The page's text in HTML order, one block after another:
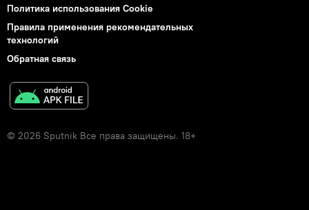
Политика использования Cookie
Правила применения рекомендательных
технологий
Обратная связь
© 2026 Sputnik Все права защищены. 18+